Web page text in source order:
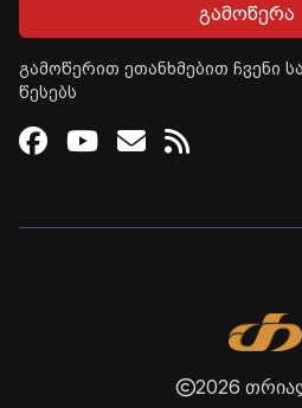
გამოწერა
გამოწერით ეთანხმებით ჩვენი
წესებს
Facebook
Youtube
Email
RSS
2026